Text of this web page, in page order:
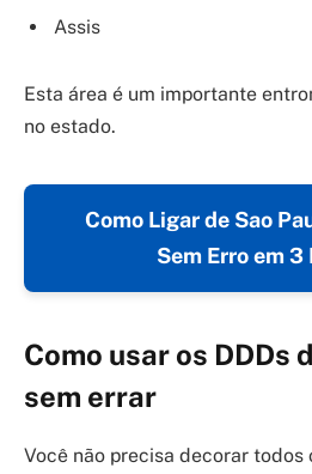
Assis
Esta área é um importante
no estado.
Como Ligar de Sao
Sem Erro em 3
Como usar os DDDs
sem errar
Você não precisa decorar todos